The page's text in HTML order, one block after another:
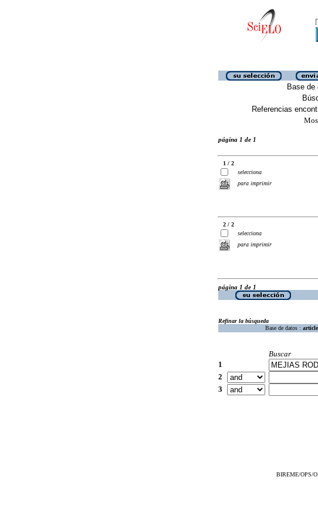
Base de
Referencias
página 1 de 1
1 / 2
selecciona
para imprimir
2 / 2
selecciona
para imprimir
página 1 de 1
Refinar la búsqueda
Base de datos : article
Buscar
1
2
3
BIREME/OPS/